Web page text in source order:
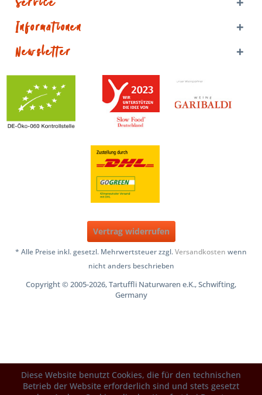
Informationen
Newsletter
Vertrag widerrufen
* Alle Preise inkl. gesetzl. Mehrwertsteuer zzgl.Versandkosten wenn
nicht anders beschrieben
Copyright © 2005-2026, Tartuffli Naturwaren e.K., Schwifting,
Germany
Diese Website benutzt Cookies, die für den technischen
Betrieb der Website erforderlich sind und stets gesetzt